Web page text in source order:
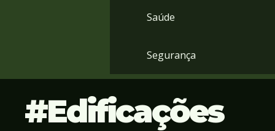
Saúde
Segurança
Edificações